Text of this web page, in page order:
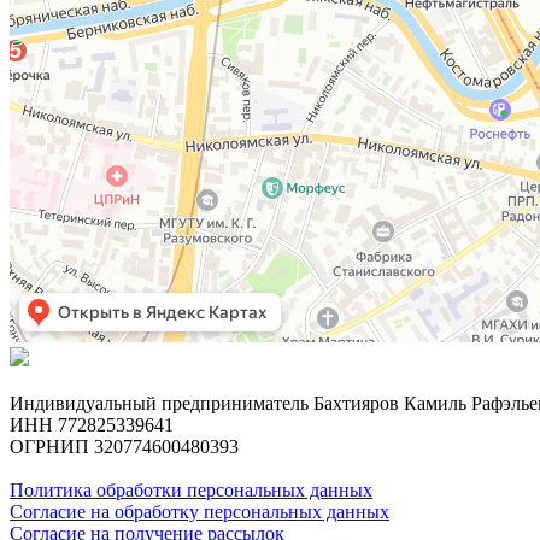
Индивидуальный предприниматель Бахтияров Камиль
ИНН 772825339641
ОГРНИП 320774600480393
Политика обработки персональных данных
Согласие на обработку персональных данных
Согласие на получение рассылок